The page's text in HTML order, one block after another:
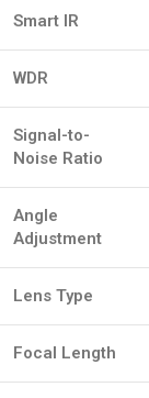
Smart IR
WDR
Signal-to-
Noise Ratio
Angle
Adjustment
Lens Type
Focal Length